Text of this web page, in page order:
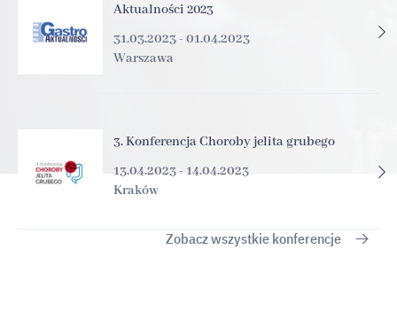
Aktualności 2023
31.03.2023 - 01.04.2023
Warszawa
3. Konferencja Choroby jelita grubego
13.04.2023 - 14.04.2023
Kraków
Zobacz wszystkie konferencje